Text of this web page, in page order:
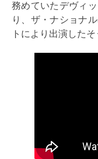
務めていたデヴィ
り、ザ・ナショナ
トにより出演したそ